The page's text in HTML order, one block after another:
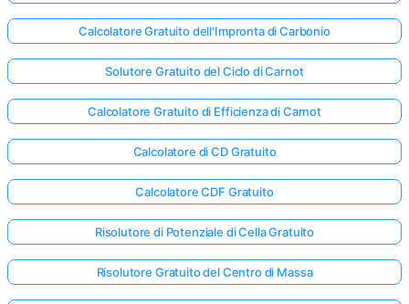
Calcolatore Gratuito dell'Impronta di Carbonio
Solutore Gratuito del Ciclo di Carnot
Calcolatore Gratuito di Efficienza di Carnot
Calcolatore di CD Gratuito
Calcolatore CDF Gratuito
Risolutore di Potenziale di Cella Gratuito
Risolutore Gratuito del Centro di Massa